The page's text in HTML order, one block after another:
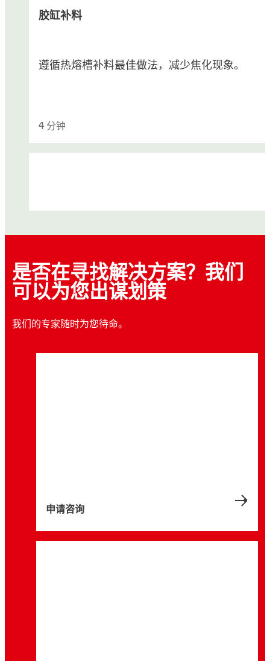
胶缸补料
遵循热熔槽补料最佳做法，减少焦化现象。
4 分钟
文章
文章
包装用热熔胶 安全操作规范
文章
7 分钟
是否在寻找解决方案？我们
可以为您出谋划策
我们的专家随时为您待命。
申请咨询